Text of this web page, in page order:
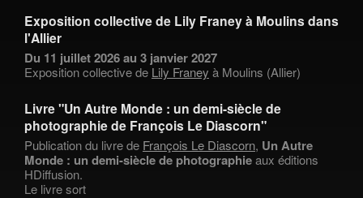
Exposition collective de Lily Franey à Moulins dans
l'Allier
Du 11 juillet 2026 au 3 janvier 2027
Exposition collective de Lily Franey à Moulins (Allier)
Livre "Un Autre Monde : un demi-siècle de
photographie de François Le Diascorn"
Publication du livre de François Le Diascorn, Un Autre
Monde : un demi-siècle de photographieaux éditions
HDiffusion.
Le livre sort